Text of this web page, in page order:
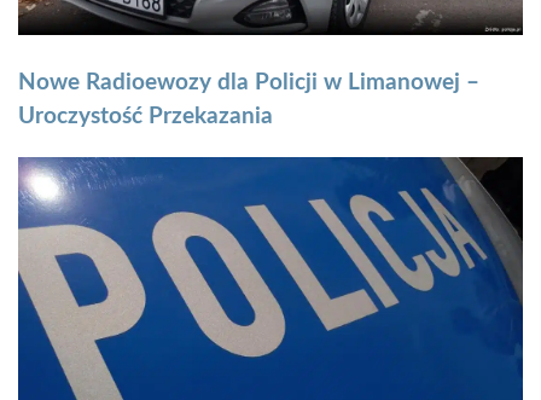
Nowe Radioewozy dla Policji w Limanowej –
Uroczystość Przekazania